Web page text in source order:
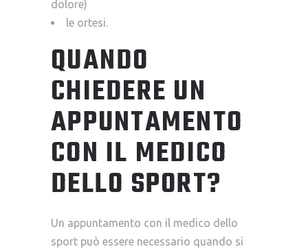
dolore)
le ortesi.
QUANDO
CHIEDERE UN
APPUNTAMENTO
CON IL MEDICO
DELLO SPORT?
Un appuntamento con il medico dello
sport può essere necessario quando si